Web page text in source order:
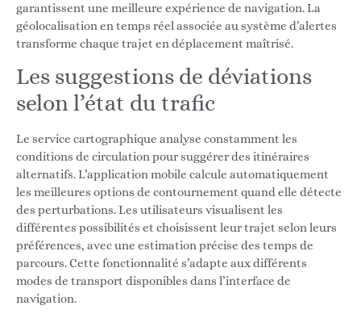
garantissent une meilleure expérience de navigation. La
géolocalisation en temps réel associée au système d’alertes
transforme chaque trajet en déplacement maîtrisé.
Les suggestions de déviations
selon l’état du trafic
Le service cartographique analyse constamment les
conditions de circulation pour suggérer des itinéraires
alternatifs. L’application mobile calcule automatiquement
les meilleures options de contournement quand elle détecte
des perturbations. Les utilisateurs visualisent les
différentes possibilités et choisissent leur trajet selon leurs
préférences, avec une estimation précise des temps de
parcours. Cette fonctionnalité s’adapte aux différents
modes de transport disponibles dans l’interface de
navigation.